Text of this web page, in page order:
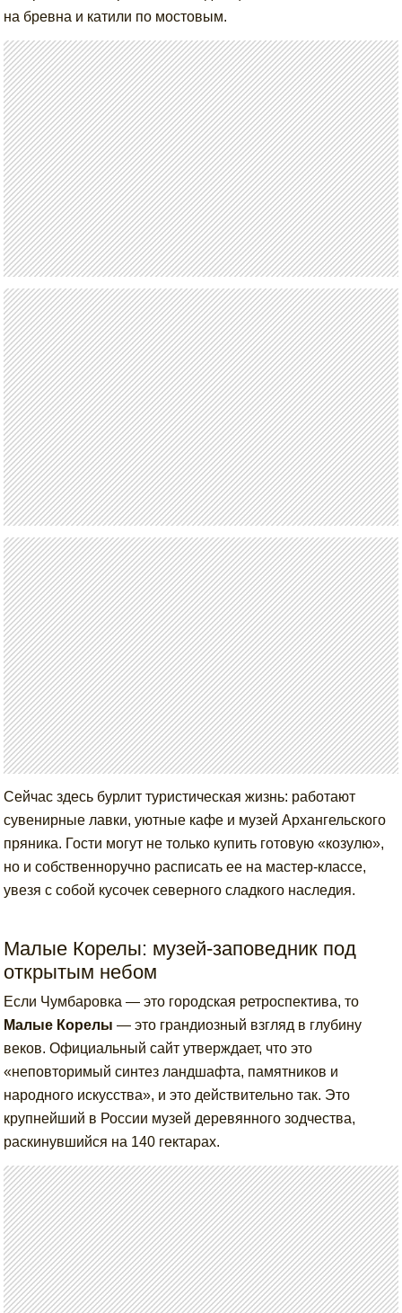
на бревна и катили по мостовым.
Сейчас здесь бурлит туристическая жизнь: работают
сувенирные лавки, уютные кафе и музей Архангельского
пряника. Гости могут не только купить готовую «козулю»,
но и собственноручно расписать ее на мастер-классе,
увезя с собой кусочек северного сладкого наследия.
Малые Корелы: музей-заповедник под
открытым небом
Если Чумбаровка — это городская ретроспектива, то
Малые Корелы— это грандиозный взгляд в глубину
веков. Официальный сайт утверждает, что это
«неповторимый синтез ландшафта, памятников и
народного искусства», и это действительно так. Это
крупнейший в России музей деревянного зодчества,
раскинувшийся на 140 гектарах.